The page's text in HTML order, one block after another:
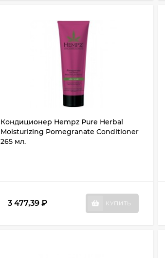
Кондиционер Hempz Pure Herbal
Moisturizing Pomegranate Conditioner
265 мл.
3 477,39 ₽ КУПИТЬ